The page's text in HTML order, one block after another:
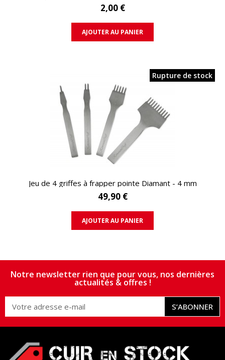
2,00 €
AJOUTER AU PANIER
APERÇU RAPIDE
Rupture de stock
Jeu de 4 griffes à frapper pointe Diamant - 4 mm
49,90 €
AJOUTER AU PANIER
Notre newsletter rien que pour vous, nos dernières
actualités & offres !
S’ABONNER